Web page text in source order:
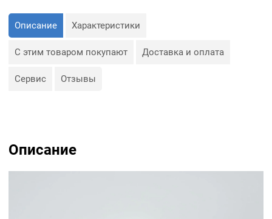
Описание Характеристики
С этим товаром покупают Доставка и оплата
Сервис Отзывы
Описание